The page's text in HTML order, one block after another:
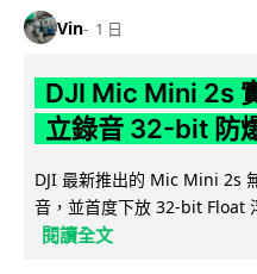
Vin 1 日
DJI Mic Mini 2s
立錄音 32-bit 防
DJI 最新推出的 Mic Mini 2s
音，並首度下放 32-bit Float
閱讀全文